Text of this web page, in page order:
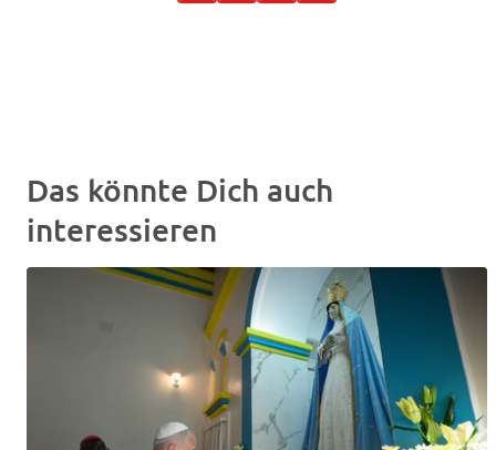
Das könnte Dich auch
interessieren